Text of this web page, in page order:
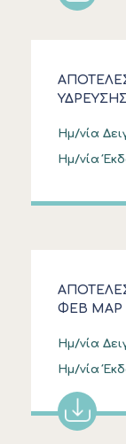
Ημ/νία
Ημ/νία
ΦΕΒ ΜΑΡ
Ημ/νία
Ημ/νία